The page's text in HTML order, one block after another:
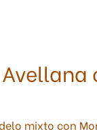
mixto con